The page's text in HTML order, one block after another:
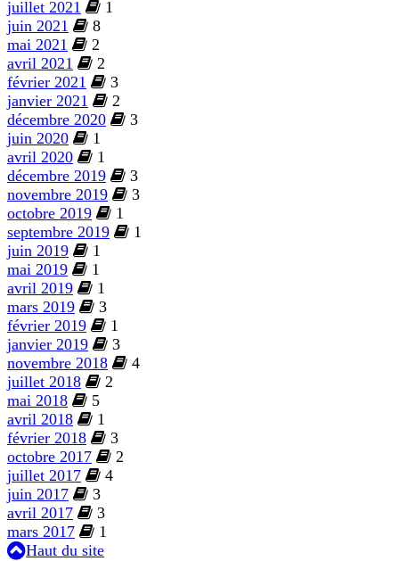
juillet 2021
1
juin 2021
8
mai 2021
2
avril 2021
2
février 2021
3
janvier 2021
2
décembre 2020
3
juin 2020
1
avril 2020
1
décembre 2019
3
novembre 2019
3
octobre 2019
1
septembre 2019
1
juin 2019
1
mai 2019
1
avril 2019
1
mars 2019
3
février 2019
1
janvier 2019
3
novembre 2018
4
juillet 2018
2
mai 2018
5
avril 2018
1
février 2018
3
octobre 2017
2
juillet 2017
4
juin 2017
3
avril 2017
3
mars 2017
1
Haut du site